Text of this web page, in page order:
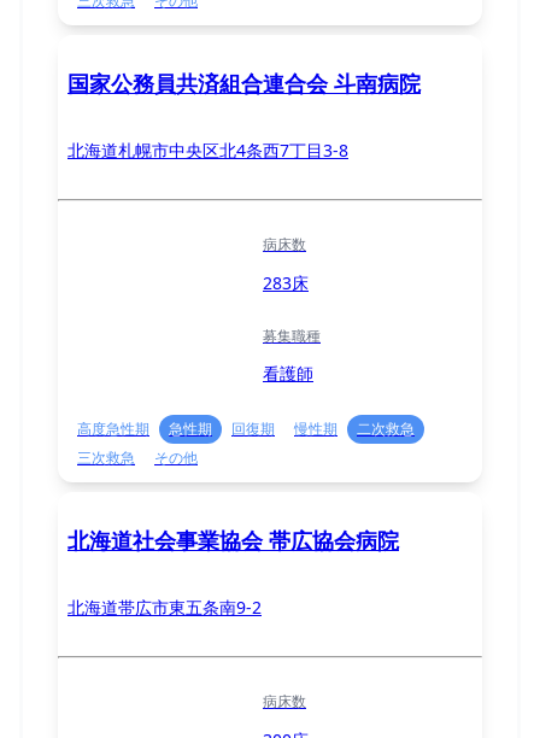
国家公務員共済組合連合会 斗南病院
北海道札幌市中央区北4条西7丁目3-8
病床数
283床
募集職種
看護師
高度急性期 急性期 回復期 慢性期
二次救急
三次救急
その他
北海道社会事業協会 帯広協会病院
北海道帯広市東五条南9-2
病床数